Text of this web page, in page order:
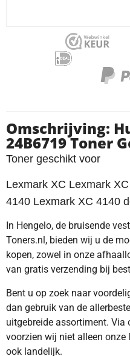
Omschrijving:
24B6719 Toner
Toner geschikt voor
Lexmark XC Lexmark
4140 Lexmark XC 4140
In Hengelo, de bruisende
Toners.nl, bieden wij u de
kopen, zowel in onze
van gratis verzending bij
Bent u op zoek naar
dan gebruik van de
uitgebreide assortiment.
voorzien wij niet alleen onze
ook landelijk.